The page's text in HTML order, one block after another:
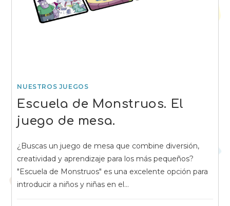
NUESTROS JUEGOS
Escuela de Monstruos. El
juego de mesa.
¿Buscas un juego de mesa que combine diversión,
creatividad y aprendizaje para los más pequeños?
"Escuela de Monstruos" es una excelente opción para
introducir a niños y niñas en el…